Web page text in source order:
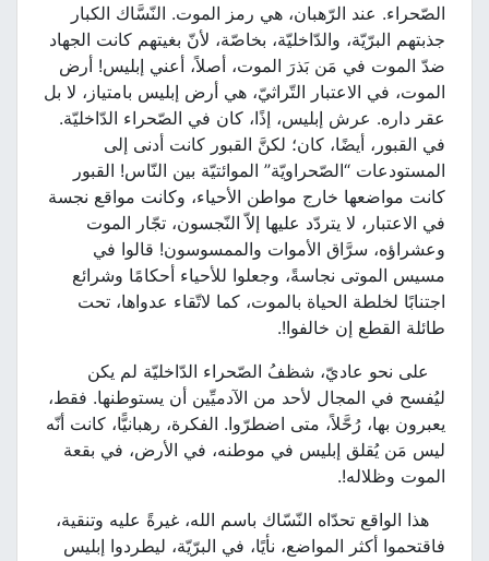
الصّحراء. عند الرّهبان، هي رمز الموت. النّسَّاك الكبار
جذبتهم البرّيّة، والدّاخليّة، بخاصّة، لأنّ بغيتهم كانت الجهاد
ضدّ الموت في مَن بَذرَ الموت، أصلاً، أعني إبليس! أرض
الموت، في الاعتبار التّراثيّ، هي أرض إبليس بامتياز، لا بل
عقر داره. عرش إبليس، إذًا، كان في الصّحراء الدّاخليّة.
في القبور، أيضًا، كان؛ لكنَّ القبور كانت أدنى إلى
المستودعات “الصّحراويّة” الموائتيّة بين النّاس! القبور
كانت مواضعها خارج مواطن الأحياء، وكانت مواقع نجسة
في الاعتبار، لا يتردّد عليها إلاّ النّجسون، تجّار الموت
وعشراؤه، سرَّاق الأموات والممسوسون! قالوا في
مسيس الموتى نجاسةً، وجعلوا للأحياء أحكامًا وشرائع
اجتنابًا لخلطة الحياة بالموت، كما لاتّقاء عدواها، تحت
طائلة القطع إن خالفوا!.
على نحو عاديّ، شظفُ الصّحراء الدّاخليّة لم يكن
ليُفسح في المجال لأحد من الآدميِّين أن يستوطنها. فقط،
يعبرون بها، رُحَّلاً، متى اضطرّوا. الفكرة، رهبانيًّا، كانت أنّه
ليس مَن يُقلق إبليس في موطنه، في الأرض، في بقعة
الموت وظلاله!.
هذا الواقع تحدّاه النّسّاك باسم الله، غيرةً عليه وتنقية،
فاقتحموا أكثر المواضع، نأيًا، في البرّيّة، ليطردوا إبليس